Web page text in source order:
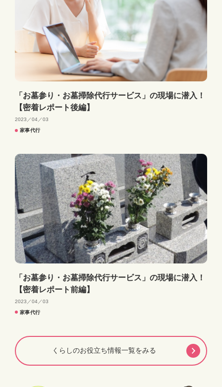
「お墓参り・お墓掃除代行サービス」の現場に潜入！
【密着レポート後編】
2023／04／03
家事代行
「お墓参り・お墓掃除代行サービス」の現場に潜入！
【密着レポート前編】
2023／04／03
家事代行
くらしのお役立ち情報一覧をみる